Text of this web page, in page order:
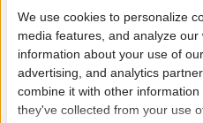
Product in orde:
Controleteken:E57-103R
We use cookies to personalize
media features, and analyze
information about your use of
advertising, and analytics
combine it with other
they've collected from your use